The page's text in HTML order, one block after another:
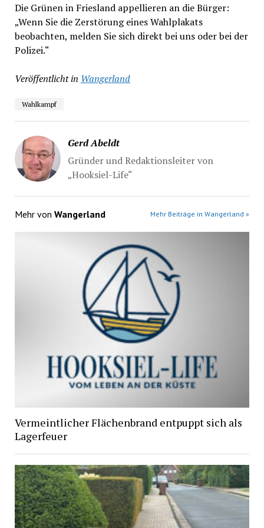
Die Grünen in Friesland appellieren an die Bürger:
„Wenn Sie die Zerstörung eines Wahlplakats
beobachten, melden Sie sich direkt bei uns oder bei der
Polizei.“
Veröffentlicht in Wangerland
Wahlkampf
Gerd Abeldt
Gründer und Redaktionsleiter von
„Hooksiel-Life“
Mehr von Wangerland Mehr Beiträge in Wangerland »
Vermeintlicher Flächenbrand entpuppt sich als
Lagerfeuer